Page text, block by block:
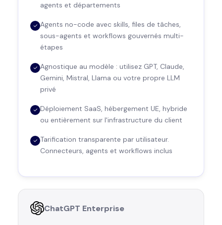
agents et départements
Agents no-code avec skills, files de tâches,
sous-agents et workflows gouvernés multi-
étapes
Agnostique au modèle : utilisez GPT, Claude,
Gemini, Mistral, Llama ou votre propre LLM
privé
Déploiement SaaS, hébergement UE, hybride
ou entièrement sur l'infrastructure du client
Tarification transparente par utilisateur.
Connecteurs, agents et workflows inclus
ChatGPT Enterprise